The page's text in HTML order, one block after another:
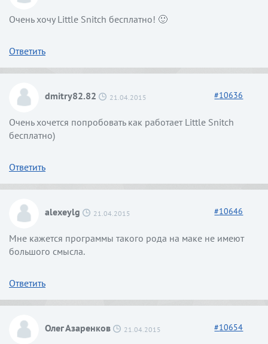
Очень хочу Little Snitch бесплатно! 🙂
Ответить
dmitry82.82 21.04.2015 #10636
Очень хочется попробовать как работает Little Snitch
бесплатно)
Ответить
alexeylg 21.04.2015 #10646
Мне кажется программы такого рода на маке не имеют
большого смысла.
Ответить
Олег Азаренков 21.04.2015 #10654